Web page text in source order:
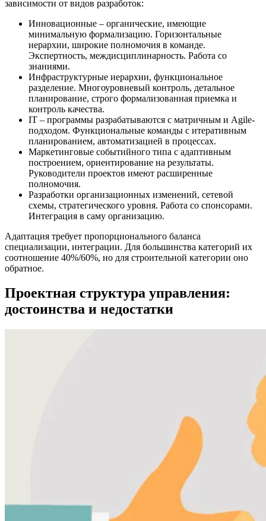
зависимости от видов разработок:
Инновационные – органические, имеющие
минимальную формализацию. Горизонтальные
иерархии, широкие полномочия в команде.
Экспертность, междисциплинарность. Работа со
знаниями.
Инфраструктурные иерархии, функциональное
разделение. Многоуровневый контроль, детальное
планирование, строго формализованная приемка и
контроль качества.
IT – программы разрабатываются с матричным и Agile-
подходом. Функциональные команды с итеративным
планированием, автоматизацией в процессах.
Маркетинговые событийного типа с адаптивным
построением, ориентирование на результаты.
Руководители проектов имеют расширенные
полномочия.
Разработки организационных изменений, сетевой
схемы, стратегического уровня. Работа со спонсорами.
Интеграция в саму организацию.
Адаптация требует пропорционального баланса
специализации, интеграции. Для большинства категорий их
соотношение 40%/60%, но для строительной категории оно
обратное.
Проектная структура управления:
достоинства и недостатки